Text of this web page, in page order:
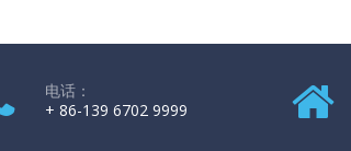
电话：
+ 86-139 6702 9999